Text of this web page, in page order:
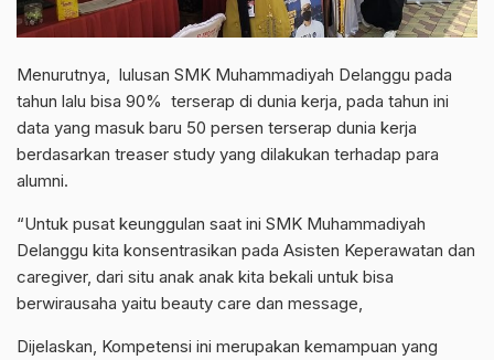
Menurutnya, lulusan SMK Muhammadiyah Delanggu pada
tahun lalu bisa 90% terserap di dunia kerja, pada tahun ini
data yang masuk baru 50 persen terserap dunia kerja
berdasarkan treaser study yang dilakukan terhadap para
alumni.
“Untuk pusat keunggulan saat ini SMK Muhammadiyah
Delanggu kita konsentrasikan pada Asisten Keperawatan dan
caregiver, dari situ anak anak kita bekali untuk bisa
berwirausaha yaitu beauty care dan message,
Dijelaskan, Kompetensi ini merupakan kemampuan yang